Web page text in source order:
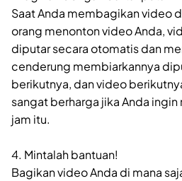
Saat Anda membagikan video
orang menonton video Anda,
diputar secara otomatis dan
cenderung membiarkannya
berikutnya, dan video
sangat berharga jika Anda
jam itu.
4. Mintalah bantuan!
Bagikan video Anda di mana